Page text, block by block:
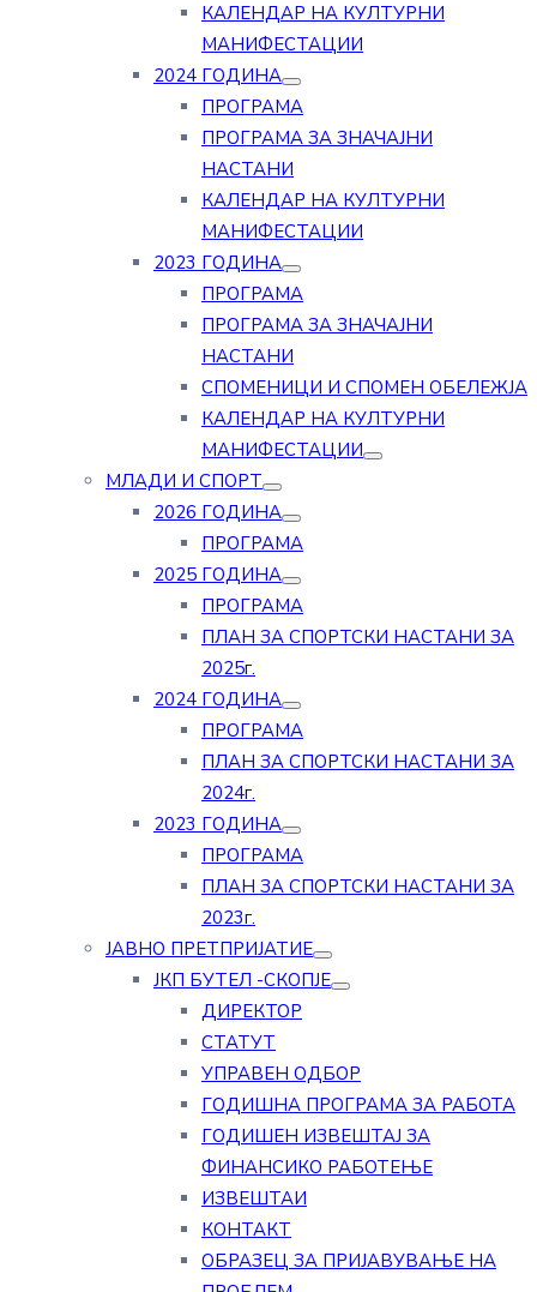
КАЛЕНДАР НА КУЛТУРНИ
МАНИФЕСТАЦИИ
2024 ГОДИНА
ПРОГРАМА
ПРОГРАМА ЗА ЗНАЧАЈНИ
НАСТАНИ
КАЛЕНДАР НА КУЛТУРНИ
МАНИФЕСТАЦИИ
2023 ГОДИНА
ПРОГРАМА
ПРОГРАМА ЗА ЗНАЧАЈНИ
НАСТАНИ
СПОМЕНИЦИ И СПОМЕН ОБЕЛЕЖЈА
КАЛЕНДАР НА КУЛТУРНИ
МАНИФЕСТАЦИИ
МЛАДИ И СПОРТ
2026 ГОДИНА
ПРОГРАМА
2025 ГОДИНА
ПРОГРАМА
ПЛАН ЗА СПОРТСКИ НАСТАНИ ЗА
2025г.
2024 ГОДИНА
ПРОГРАМА
ПЛАН ЗА СПОРТСКИ НАСТАНИ ЗА
2024г.
2023 ГОДИНА
ПРОГРАМА
ПЛАН ЗА СПОРТСКИ НАСТАНИ ЗА
2023г.
ЈАВНО ПРЕТПРИЈАТИЕ
ЈКП БУТЕЛ -СКОПЈЕ
ДИРЕКТОР
СТАТУТ
УПРАВЕН ОДБОР
ГОДИШНА ПРОГРАМА ЗА РАБОТА
ГОДИШЕН ИЗВЕШТАЈ ЗА
ФИНАНСИКО РАБОТЕЊЕ
ИЗВЕШТАИ
КОНТАКТ
ОБРАЗЕЦ ЗА ПРИЈАВУВАЊЕ НА